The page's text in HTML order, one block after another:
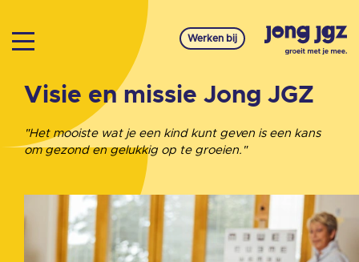
Visie en missie Jong JGZ
"Het mooiste wat je een kind kunt geven is een kans
om gezond en gelukkig op te groeien."
Werken bij